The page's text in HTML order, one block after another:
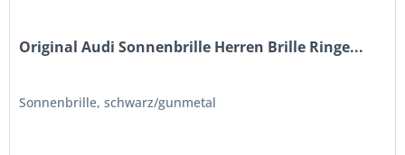
Original Audi Sonnenbrille Herren Brille Ringe...
Sonnenbrille, schwarz/gunmetal